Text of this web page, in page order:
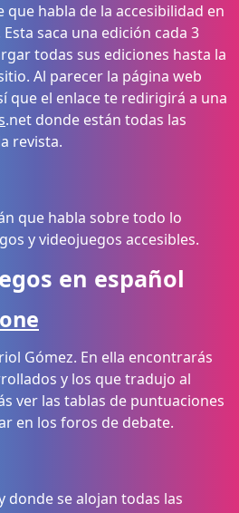
habla de la accesibilidad en
saca una edición cada 3
todas sus ediciones hasta la
Al parecer la página web
que el enlace te redirigirá a una
.net donde están todas las
revista.
que habla sobre todo lo
y videojuegos accesibles.
en español
Gómez. En ella encontrarás
y los que tradujo al
ver las tablas de puntuaciones
en los foros de debate.
donde se alojan todas las